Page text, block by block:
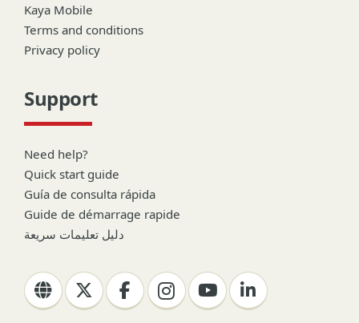
Kaya Mobile
Terms and conditions
Privacy policy
Support
Need help?
Quick start guide
Guía de consulta rápida
Guide de démarrage rapide
دليل تعليمات سريعة